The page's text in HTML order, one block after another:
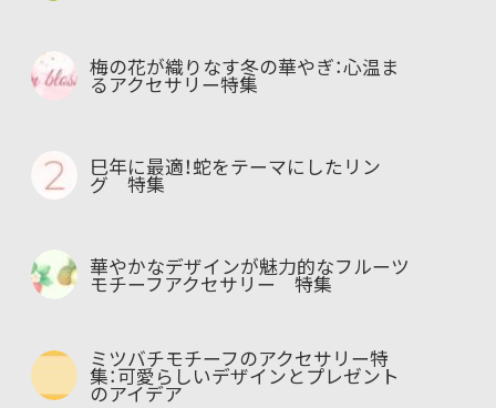
梅の花が織りなす冬の華やぎ：心温ま
るアクセサリー特集
巳年に最適！蛇をテーマにしたリン
グ 特集
華やかなデザインが魅力的なフルーツ
モチーフアクセサリー 特集
ミツバチモチーフのアクセサリー特
集：可愛らしいデザインとプレゼント
のアイデア